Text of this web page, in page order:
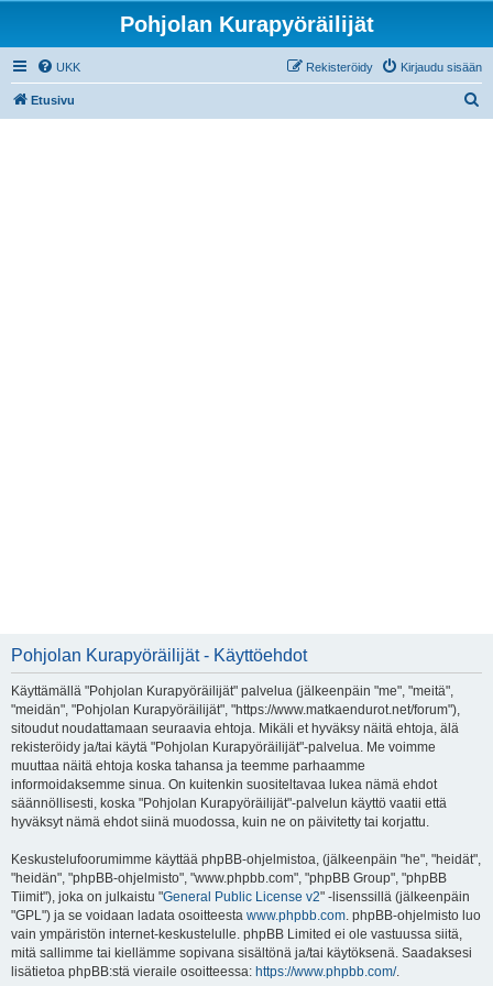
Pohjolan Kurapyöräilijät
UKK Kirjaudu sisään
Rekisteröidy
Etusivu
Pohjolan Kurapyöräilijät - Käyttöehdot
Käyttämällä "Pohjolan Kurapyöräilijät" palvelua (jälkeenpäin "me", "meitä",
"meidän", "Pohjolan Kurapyöräilijät", "https://www.matkaendurot.net/forum"),
sitoudut noudattamaan seuraavia ehtoja. Mikäli et hyväksy näitä ehtoja, älä
rekisteröidy ja/tai käytä "Pohjolan Kurapyöräilijät"-palvelua. Me voimme
muuttaa näitä ehtoja koska tahansa ja teemme parhaamme
informoidaksemme sinua. On kuitenkin suositeltavaa lukea nämä ehdot
säännöllisesti, koska "Pohjolan Kurapyöräilijät"-palvelun käyttö vaatii että
hyväksyt nämä ehdot siinä muodossa, kuin ne on päivitetty tai korjattu.
Keskustelufoorumimme käyttää phpBB-ohjelmistoa, (jälkeenpäin "he", "heidät",
"heidän", "phpBB-ohjelmisto", "www.phpbb.com", "phpBB Group", "phpBB
Tiimit"), joka on julkaistu "General Public License v2" -lisenssillä (jälkeenpäin
"GPL") ja se voidaan ladata osoitteesta www.phpbb.com. phpBB-ohjelmisto luo
vain ympäristön internet-keskustelulle. phpBB Limited ei ole vastuussa siitä,
mitä sallimme tai kiellämme sopivana sisältönä ja/tai käytöksenä. Saadaksesi
lisätietoa phpBB:stä vieraile osoitteessa: https://www.phpbb.com/.